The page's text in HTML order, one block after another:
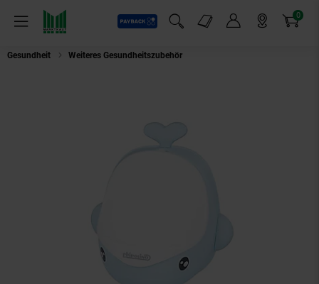
Menü
Payback
Suchfeld einblenden
Markt-Angebote 0
Artikel
Gesundheit Weiteres Gesundheitszubehör